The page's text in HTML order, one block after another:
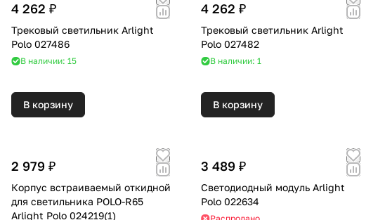
4 262 ₽
Трековый светильник Arlight
Polo 027486
В наличии: 15
В корзину
4 262 ₽
Трековый светильник Arlight
Polo 027482
В наличии: 1
В корзину
2 979 ₽
Корпус встраиваемый откидной
для светильника POLO-R65
Arlight Polo 024219(1)
3 489 ₽
Светодиодный модуль Arlight
Polo 022634